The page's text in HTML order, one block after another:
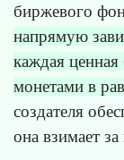
биржевого
напрямую
каждая
монетами в
создателя
она взимает